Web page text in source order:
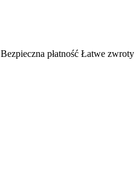
Bezpieczna płatność Łatwe zwroty